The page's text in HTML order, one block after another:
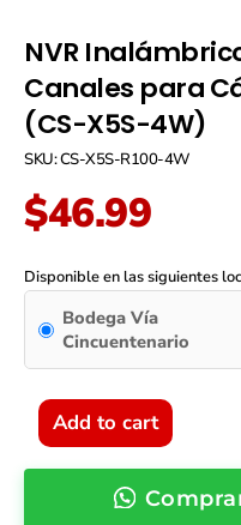
NVR
Canales para
(CS-X5S-4W)
SKU: CS-X5S-R100-4W
$46.99
Disponible en las siguientes
Bodega Vía
Cincuentenario
Inalámbrico
EZVIZ
X5S
4
Canales
para
Cámaras
Wi-
Add to cart